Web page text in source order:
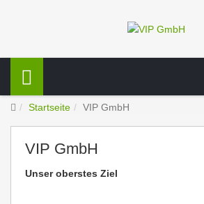
Startseite VIP GmbH
VIP GmbH
Unser oberstes Ziel